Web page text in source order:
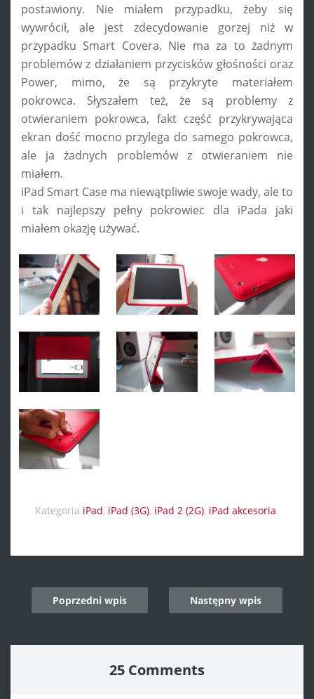
postawiony. Nie miałem przypadku, żeby się
wywrócił, ale jest zdecydowanie gorzej niż w
przypadku Smart Covera. Nie ma za to żadnym
problemów z działaniem przycisków głośności oraz
Power, mimo, że są przykryte materiałem
pokrowca. Słyszałem też, że są problemy z
otwieraniem pokrowca, fakt część przykrywająca
ekran dość mocno przylega do samego pokrowca,
ale ja żadnych problemów z otwieraniem nie
miałem.
iPad Smart Case ma niewątpliwie swoje wady, ale to
i tak najlepszy pełny pokrowiec dla iPada jaki
miałem okazję używać.
Kategoria iPad, iPad (3G), iPad 2 (2G), iPad akcesoria.
navigation
Poprzedni wpis Następny wpis
25 Comments